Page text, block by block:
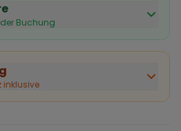
Buchung
den Vermieter erhältst du eine
inklusive